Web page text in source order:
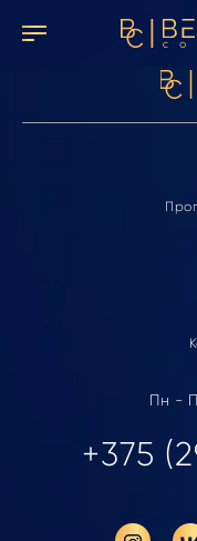
Элемент не найден
Пн -
+375